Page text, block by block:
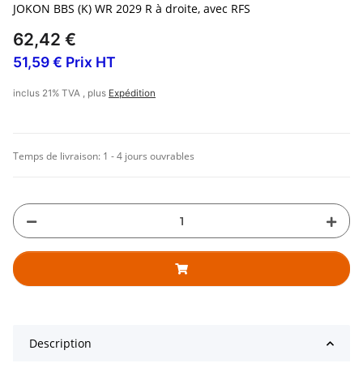
JOKON BBS (K) WR 2029 R à droite, avec RFS
62,42 €
51,59 € Prix HT
inclus 21% TVA , plus Expédition
Temps de livraison: 1 - 4 jours ouvrables
Description